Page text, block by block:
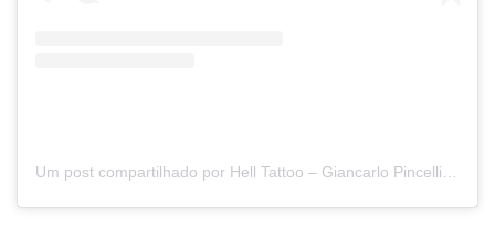
Um post compartilhado por Hell Tattoo – Giancarlo Pincelli – Tattoo Removal (@helltatto)